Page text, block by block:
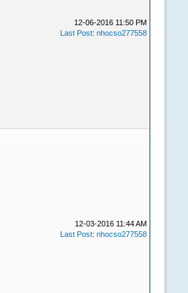
12-06-2016 11:50 PM
Last Post: nhocso277558
12-03-2016 11:44 AM
Last Post: nhocso277558